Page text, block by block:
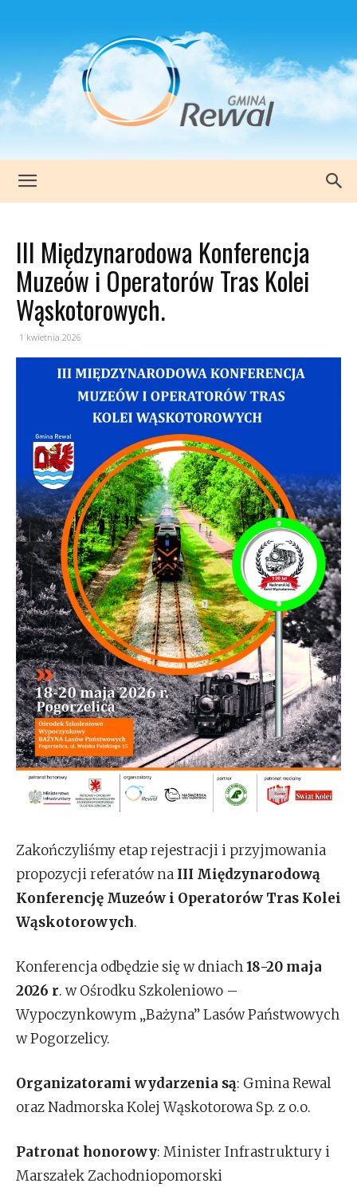
www.rewal.pl
III Międzynarodowa Konferencja
Muzeów i Operatorów Tras Kolei
Wąskotorowych.
1 kwietnia 2026
Zakończyliśmy etap rejestracji i przyjmowania
propozycji referatów na III Międzynarodową
Konferencję Muzeów i Operatorów Tras Kolei
Wąskotorowych.
Konferencja odbędzie się w dniach18-20 maja
2026 r. w Ośrodku Szkoleniowo –
Wypoczynkowym „Bażyna” Lasów Państwowych
w Pogorzelicy.
Organizatorami wydarzenia są: Gmina Rewal
oraz Nadmorska Kolej Wąskotorowa Sp. z o.o.
Patronat honorowy: Minister Infrastruktury i
Marszałek Zachodniopomorski